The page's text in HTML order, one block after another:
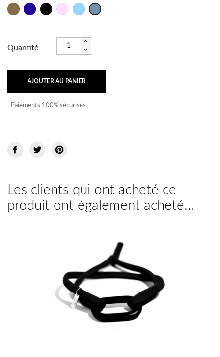
TaupeBleu
Azur
Noir
Rose
bébé
Bleu
bébé
Bleu
Pétrole
Quantité
AJOUTER AU PANIER
Paiements 100% sécurisés
Les clients qui ont acheté ce
produit ont également acheté...